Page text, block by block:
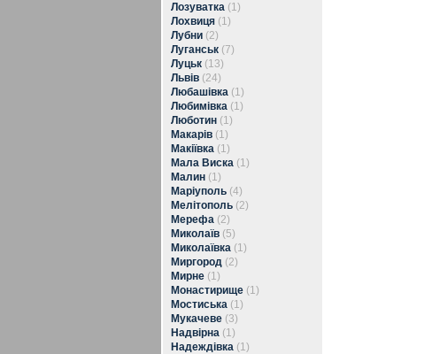
Лозуватка (1)
Лохвиця (1)
Лубни (2)
Луганськ (7)
Луцьк (13)
Львів (24)
Любашівка (1)
Любимівка (1)
Люботин (1)
Макарів (1)
Макіївка (1)
Мала Виска (1)
Малин (1)
Маріуполь (4)
Мелітополь (2)
Мерефа (2)
Миколаїв (5)
Миколаївка (1)
Миргород (2)
Мирне (1)
Монастирище (1)
Мостиська (1)
Мукачеве (3)
Надвірна (1)
Надеждівка (1)